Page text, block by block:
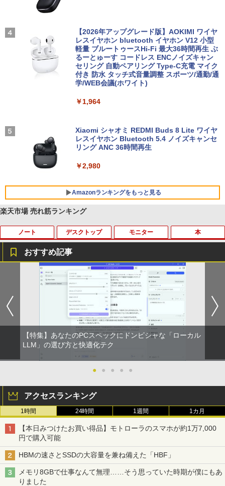
【2026年アップグレード版】AOKIMI ワイヤ
レスイヤホン bluetooth イヤホン V12 小型
軽量 ブルートゥースHi-Fi 最大36時間再生 ぶ
るーとゅーす コードレス ENCノイズキャン
セリング 自動ペアリング Type-C充電 マイク
付き 防水 タッチ式音量調整 スポーツ/通勤/通
学/WEB会議(ホワイト)
￥1,964
Xiaomi シャオミ REDMI Buds 8 Lite ワイヤ
レスイヤホン Bluetooth 5.4 ノイズキャンセ
リング ANC 36時間再生
￥2,980
Amazonランキングをもっと見る
BRUCE WAYNE feat. Flo Milli, ATL Jacob
[Explicit]
￥250
BRUCE WAYNE feat. Flo Milli, ATL Jacob
[Explicit]
￥250
On My Road (Stadium ver.)
On My Road (Stadium ver.)
【Amazon.co.jp限定】 い・ろ・は・す 2L P
ET ラベルレス ×8本
￥1,112
by Amazon 天然水 ラベルレス 500ml ×24本
富士山の天然水 バナジウム含有 水 ミネラル
ウォーター ペットボトル 静岡県産 500ミリリ
ットル (Smart Basic)
￥1,380
by Amazon 天然水ラベルレス 2L×9本
￥1,117
by Amazon 炭酸水 ラベルレス 500ml ×24本
art Basic)
￥1,625
薬屋のひとりごと 17巻 (デジタル版ビッグガ
ンガンコミックス)
￥770
異世界居酒屋「のぶ」(22) (角川コミックス・
エース)
￥832
ONE PIECE モノクロ版 115 (ジャンプコミッ
クスDIGITAL)
￥594
HUNTER×HUNTER モノクロ版 39 (ジャンプ
コミックスDIGITAL)
￥572
楽天市場 売れ筋ランキング
ノート
ノートパソコン 極軽量約965g 富士通 LI
FEBOOK U748 14インチ 高性能第7世代
Core i5-7300U カメラ内蔵 メモリ最大16
GB SSD1TB 薄い軽い FHD液晶 type-C
WIFI Bluetooth Office付き 5GWIFI Blu
etooth最新MicrosoftOffice2024可 Win
dows11 中古ノートパソコン
￥16,500
indows11 超高性能 第10世代Core i5-10
35G1 8GB 爆速NVMe式256GB-SSD カ
メラ 無線 Office付き Win11【中古ノー
トパソコン 中古パソコン 中古PC】送料
も対応可能 Win10）
￥29,689
デスクトップ
超得10％OFF｜買い替えならこれ!! Micr
osoft office付き デスクトップパソコン
中古デスクトップ 第8世代 メモリ8GB S
SD256GB HDD500GB Windows11 セッ
ト購入可能 単品 NEC デスクトップ PC
パソコン 中古 おすすめ デスクトップパ
ソコン マイクロソフトオフィス 2019 PC
￥29,800
ンス】GMKtec G10 ミニPC【AMD Ryz
en 5 3500U DDR4 16GB 512GB/256GB/
1T SSD】4C/8T 3.7GHz 64GB 16T拡張
Windows11 Pro 8K/4K 3画面出力 LAN *
Ryzen 5 N95/N97/N100/4300U/N150よ
￥61,999
モニター
Yoothi 互換品 液晶 15.6インチ NV156F
HM-N41 NV156FHM-N42 NV156FHM-N
43 NV156FHM-N46 NV156FHM-N47 NV
156FHM-N49 対応 FullHD 1920x1080 I
PS LED LCD 液晶ディスプレイ 修理交換
用液晶パネル
￥9,250
＼500円OFFクーポンあり！／ モバイル
スプレイ VESA対応 コスパ デュアルモニ
ター サブモニター ゲーミングモニター
ポータブルモニター 外付けモニター リモ
ートワーク IPS mini pc ミニPC 多デバ
3
★Gigastone モニター 21.45インチ ディ
本
獣医腫瘍学テキスト 第2版[本/雑誌] / 日
本獣医がん学会/著 日本獣医がん学会獣医
腫瘍科認定医認定委員会/監修
￥19,800
世界の新富裕層はなぜ「オルカン・S＆P
円をつくった超レバレッジ投資の極意 [
宮脇 さき ]
￥1,980
3
コレクション・台湾のモダニズム（第6
巻） 衛生と病院 [ 鈴木哲造 ]
￥19,800
おすすめ記事
【特集】あなたのPCスペックにドンピシャな「ローカル
LLM」の選び方と快適化テク
● ● ● ● ●
アクセスランキング
1時間 24時間 1週間 1カ月
【本日みつけたお買い得品】モトローラのスマホが約1万7,000
円で購入可能
HBMの速さとSSDの大容量を兼ね備えた「HBF」
メモリ8GBで仕事なんて無理……そう思っていた時期が僕にもあ
りました